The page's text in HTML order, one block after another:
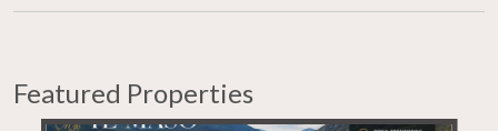
Featured Properties